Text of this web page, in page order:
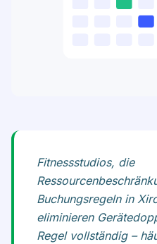
Fitnessstudios, die
Buchungsregeln in
eliminieren
Regel vollständig –